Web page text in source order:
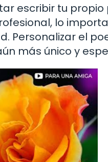
escribir tu
lo
Personalizar el
más único y